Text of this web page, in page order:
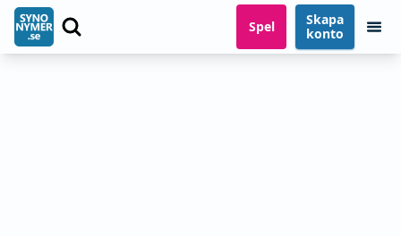
Spel
Skapa
konto